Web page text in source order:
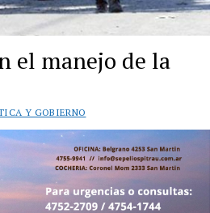
el manejo de la
Y GOBIERNO